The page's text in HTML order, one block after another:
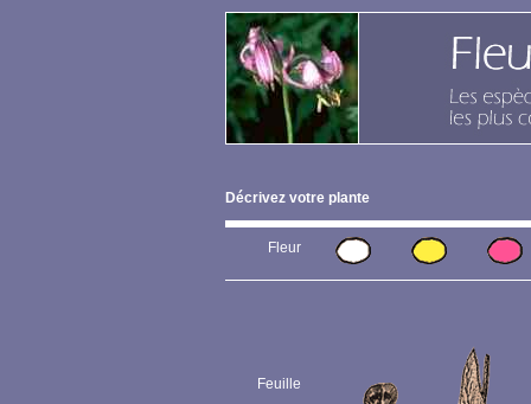
Décrivez votre plante
Fleur
Feuille